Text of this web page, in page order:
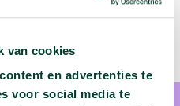
van cookies
en advertenties te
voor social media te